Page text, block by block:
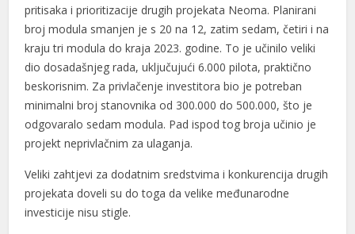
pritisaka i prioritizacije drugih projekata Neoma. Planirani
broj modula smanjen je s 20 na 12, zatim sedam, četiri i na
kraju tri modula do kraja 2023. godine. To je učinilo veliki
dio dosadašnjeg rada, uključujući 6.000 pilota, praktično
beskorisnim. Za privlačenje investitora bio je potreban
minimalni broj stanovnika od 300.000 do 500.000, što je
odgovaralo sedam modula. Pad ispod tog broja učinio je
projekt neprivlačnim za ulaganja.
Veliki zahtjevi za dodatnim sredstvima i konkurencija drugih
projekata doveli su do toga da velike međunarodne
investicije nisu stigle.